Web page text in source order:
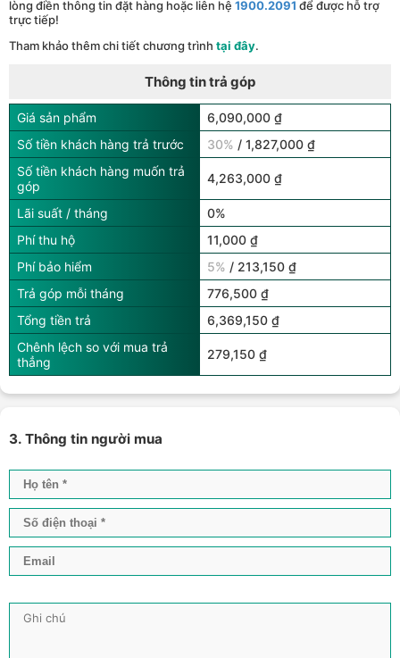
lòng điền thông tin đặt hàng hoặc liên hệ 1900.2091 để được hỗ trợ
trực tiếp!
Tham khảo thêm chi tiết chương trình tại đây.
Thông tin trả góp
Giá sản phẩm
6,090,000 ₫
Số tiền khách hàng trả trước
30% / 1,827,000 ₫
Số tiền khách hàng muốn trả
góp
4,263,000 ₫
Lãi suất / tháng
0%
Phí thu hộ
11,000 ₫
Phí bảo hiểm
5% / 213,150 ₫
Trả góp mỗi tháng
776,500 ₫
Tổng tiền trả
6,369,150 ₫
Chênh lệch so với mua trả
thẳng
279,150 ₫
3. Thông tin người mua